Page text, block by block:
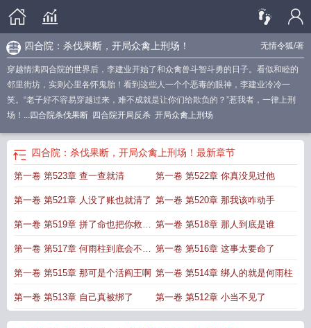
无情令狐/著
四合院：杀伐果断，开局众禽上刑场！
穿越情满四合院的世界后，李建业开始了和众禽兽斗智斗勇的日子。看似和睦的
邻里街坊，实则心里各怀鬼胎！看到这些人一个个恶毒的眼神，李建业冷冷一
笑。“老子好不容易穿越过来，难不成就是让你们给欺负的？”惹我者，一律上刑
场！...四合院杀伐果断 四合院开局反杀 开局众禽上刑场
四合院：杀伐果断，开局众禽上刑场！ 最新章节
第一卷 第523章 查一查就清 第一卷 第522章 你真没见过他
第一卷 第521章 人没了账也就清了 第一卷 第520章 那我该咋动手
第一卷 第519章 拼了命也把你救出
去
第一卷 第518章 那人到底是谁
第一卷 第517章 何雨柱到底会不会
来
第一卷 第516章 这事太要命了
第一卷 第515章 那可是个活阎王啊 第一卷 第514章 绑人的就是何雨柱
第一卷 第513章 自己真被绑了 第一卷 第512章 小当不见了